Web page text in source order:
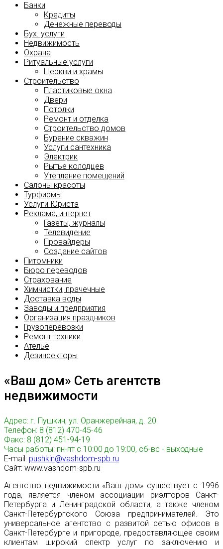
Банки
Кредиты
Денежные переводы
Бух. услуги
Недвижимость
Охрана
Ритуальные услуги
Церкви и храмы
Строительство
Пластиковые окна
Двери
Потолки
Ремонт и отделка
Строительство домов
Бурение скважин
Услуги сантехника
Электрик
Рытье колодцев
Утепление помещений
Салоны красоты
Турфирмы
Услуги Юриста
Реклама, интернет
Газеты, журналы
Телевидение
Провайдеры
Создание сайтов
Питомники
Бюро переводов
Страхование
Химчистки, прачечные
Доставка воды
Заводы и предприятия
Организация праздников
Грузоперевозки
Ремонт техники
Ателье
Дезинсекторы
«Ваш дом» Сеть агентств
недвижимости
Адрес: г. Пушкин, ул. Оранжерейная, д. 20
Телефон: 8 (812) 470-45-46
Факс: 8 (812) 451-94-19
Часы работы: пн-пт с 10:00 до 19:00, сб-вс - выходные
E-mail: pushkin@vashdom-spb.ru
Сайт: www.vashdom-spb.ru
Агентство недвижимости «Ваш дом» существует с 1996
года, является членом ассоциации риэлторов Санкт-
Петербурга и Ленинградской области, а также членом
Санкт-Петербургского Союза предпринимателей. Это
универсальное агентство с развитой сетью офисов в
Санкт-Петербурге и пригороде, предоставляющее своим
клиентам широкий спектр услуг по заключению и